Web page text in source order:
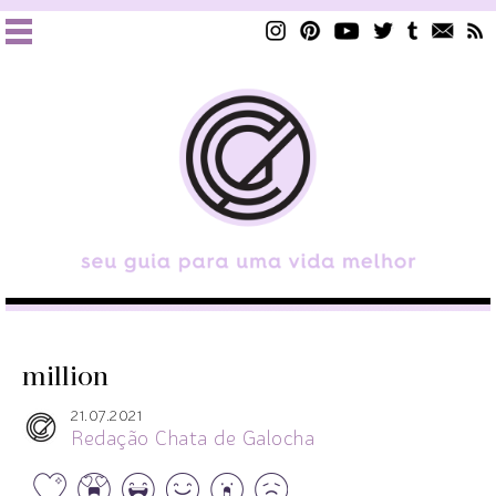
million
21.07.2021
Redação Chata de Galocha